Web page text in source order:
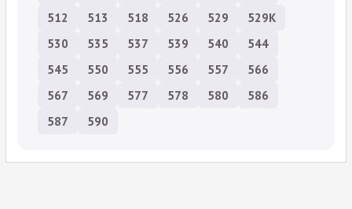
512
513 518 526 529
529К
530
535 537 539 540
544
545
550 555 556 557
566
567
569 577 578 580
586
587
590